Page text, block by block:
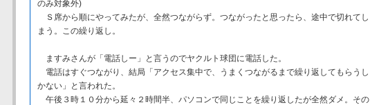
のみ対象外)
Ｓ席から順にやってみたが、全然つながらず。つながったと思ったら、途中で切れてし
まう。この繰り返し。
ますみさんが「電話しー」と言うのでヤクルト球団に電話した。
電話はすぐつながり、結局「アクセス集中で、うまくつながるまで繰り返してもらうし
かない」と言われた。
午後３時１０分から延々２時間半、パソコンで同じことを繰り返したが全然ダメ。その